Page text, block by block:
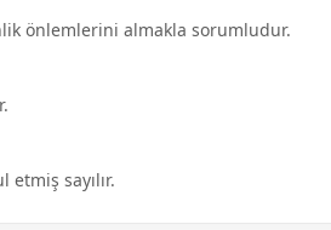
önlemlerini almakla sorumludur.
sayılır.